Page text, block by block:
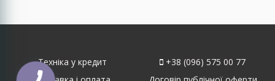
Техніка у кредит
+38 (096) 575 00 77